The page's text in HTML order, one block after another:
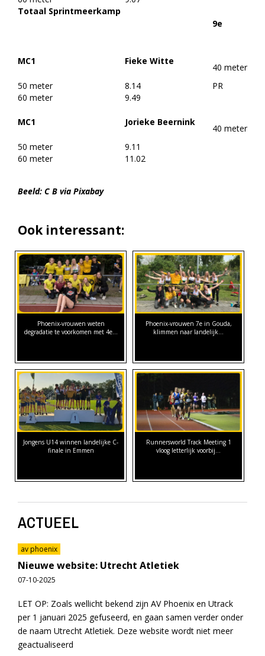
Totaal Sprintmeerkamp
9e
MC1 Fieke Witte
40 meter
50 meter
8.14
PR
60 meter
9.49
MC1 Jorieke Beernink
40 meter
50 meter
9.11
60 meter
11.02
Beeld: C B via Pixabay
Ook interessant:
Phoenix-vrouwen weten
degradatie te voorkomen met 4e…
Phoenix-vrouwen 7e in Gouda,
klimmen naar landelijk…
Jongens U14 winnen landelijke C-
finale in Emmen
Runnersworld Track Meeting 1
vloog letterlijk voorbij...
ACTUEEL
av phoenix
Nieuwe website: Utrecht Atletiek
07-10-2025
LET OP: Zoals wellicht bekend zijn AV Phoenix en Utrack
per 1 januari 2025 gefuseerd, en gaan samen verder onder
de naam Utrecht Atletiek. Deze website wordt niet meer
geactualiseerd